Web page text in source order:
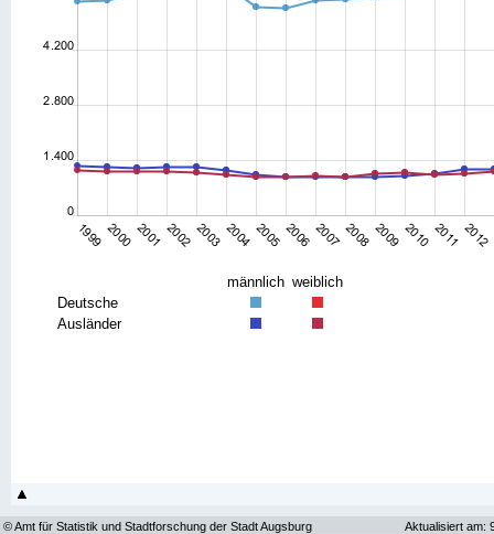
männlich weiblich
Deutsche
Ausländer
© Amt für Statistik und Stadtforschung der Stadt Augsburg Aktualisiert am: